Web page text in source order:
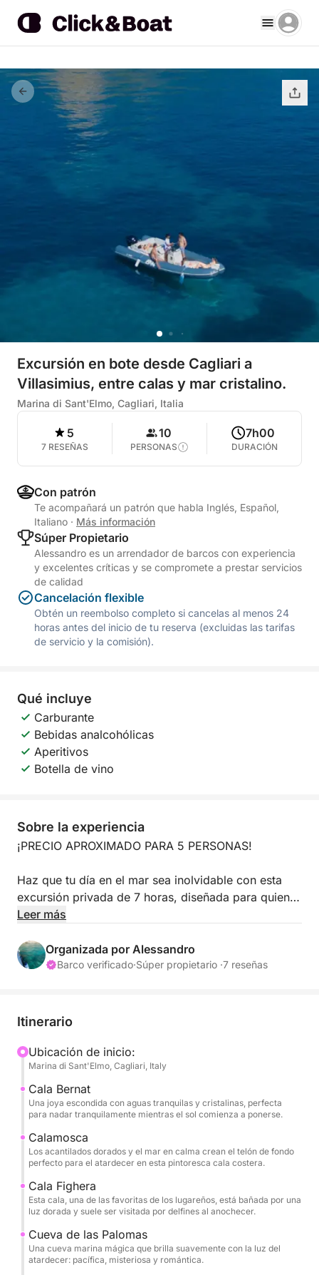
Excursión en bote desde Cagliari a
Villasimius, entre calas y mar cristalino.
Marina di Sant'Elmo, Cagliari, Italia
5
7 RESEÑAS
10
PERSONAS
7h00
DURACIÓN
Con patrón
Te acompañará un patrón que habla Inglés, Español,
Italiano · Más información
Súper Propietario
Alessandro es un arrendador de barcos con experiencia
y excelentes críticas y se compromete a prestar servicios
de calidad
Cancelación flexible
Obtén un reembolso completo si cancelas al menos 24
horas antes del inicio de tu reserva (excluidas las tarifas
de servicio y la comisión).
Qué incluye
Carburante
Bebidas analcohólicas
Aperitivos
Botella de vino
Sobre la experiencia
¡PRECIO APROXIMADO PARA 5 PERSONAS!
Haz que tu día en el mar sea inolvidable con esta
excursión privada de 7 horas, diseñada para quienes
buscan algo más que un simple paseo en barco.
cumpleaños, aniversarios o incluso pedidas de
mano sorpresa, esta experiencia ofrece un día
navegación exclusiva a lo largo de la costa sureste
de Cerdeña, dejando el ritmo del día completamente
a tu elección. Tras bordear los acantilados de la
Sella del Diavolo, continuaremos hacia paisajes
cada vez más salvajes y vírgenes.
Navegarás entre calas escondidas y aguas
cristalinas, haciendo paradas para nadar y relajarte
en lugares únicos de camino a Villasimius,
incluyendo playas espectaculares como Mari Pintau
Durante la excursión, tendrás tiempo de sobra para
Leer más
Organizada por Alessandro
Barco verificado·Súper propietario ·7 reseñas
Itinerario
Ubicación de inicio:
Marina di Sant'Elmo, Cagliari, Italy
Cala Bernat
Una joya escondida con aguas tranquilas y cristalinas, perfecta
para nadar tranquilamente mientras el sol comienza a ponerse.
Calamosca
Los acantilados dorados y el mar en calma crean el telón de fondo
perfecto para el atardecer en esta pintoresca cala costera.
Cala Fighera
Esta cala, una de las favoritas de los lugareños, está bañada por una
luz dorada y suele ser visitada por delfines al anochecer.
Cueva de las Palomas
Una cueva marina mágica que brilla suavemente con la luz del
atardecer: pacífica, misteriosa y romántica.